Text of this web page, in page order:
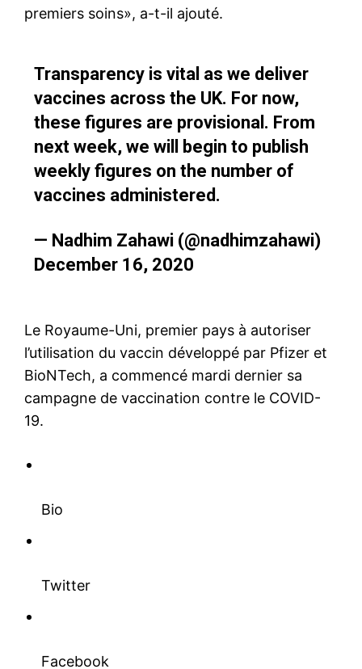
premiers soins», a-t-il ajouté.
Transparency is vital as we deliver
vaccines across the UK. For now,
these figures are provisional. From
next week, we will begin to publish
weekly figures on the number of
vaccines administered.
— Nadhim Zahawi (@nadhimzahawi)
December 16, 2020
Le Royaume-Uni, premier pays à autoriser
l’utilisation du vaccin développé par Pfizer et
BioNTech, a commencé mardi dernier sa
campagne de vaccination contre le COVID-
19.
Bio
Twitter
Facebook